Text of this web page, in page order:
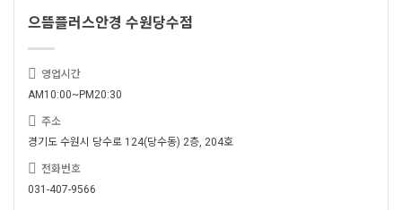
으뜸플러스안경 수원당수점
영업시간
AM10:00~PM20:30
주소
경기도 수원시 당수로 124(당수동) 2층, 204호
전화번호
031-407-9566